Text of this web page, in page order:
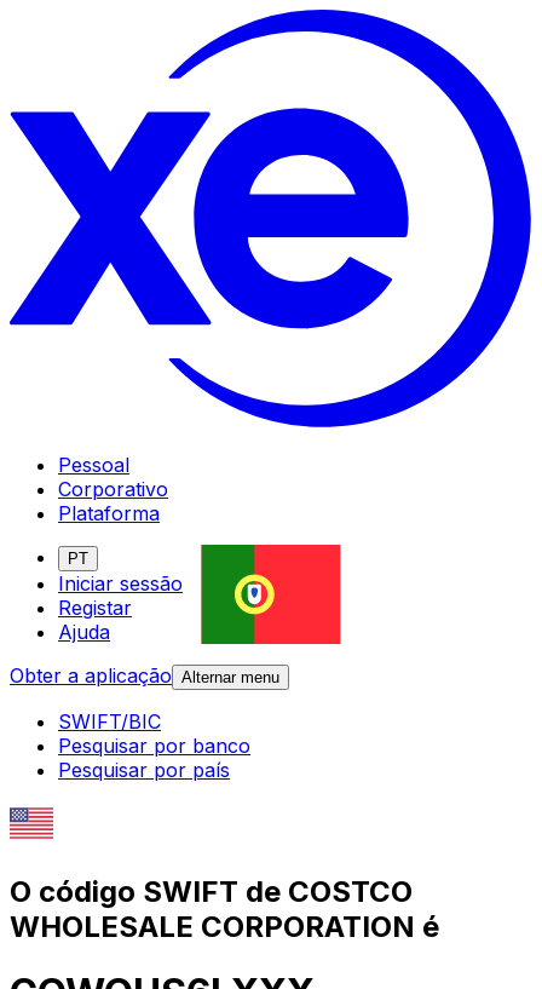
Pessoal
Corporativo
Plataforma
PT
Iniciar sessão
Registar
Ajuda
Obter a aplicação Alternar menu
SWIFT/BIC
Pesquisar por banco
Pesquisar por país
O código SWIFT de COSTCO
WHOLESALE CORPORATION é